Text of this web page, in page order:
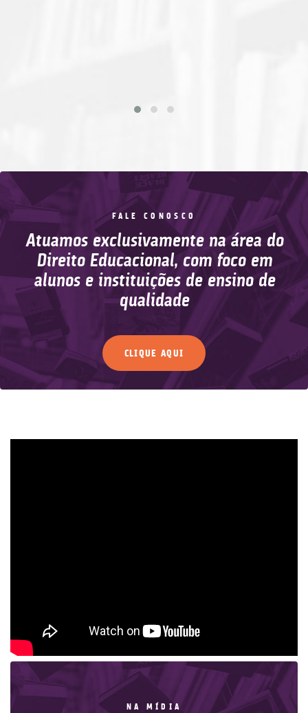
FALE CONOSCO
Atuamos exclusivamente na área do
Direito Educacional, com foco em
alunos e instituições de ensino de
qualidade
CLIQUE AQUI
NA MÍDIA